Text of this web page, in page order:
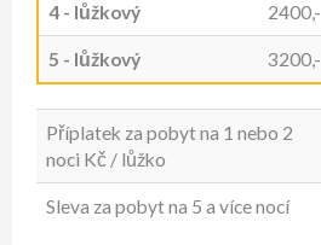
4 - lůžkový 2400,-
5 - lůžkový 3200,-
Příplatek za pobyt na 1 nebo 2
noci Kč / lůžko
Sleva za pobyt na 5 a více nocí